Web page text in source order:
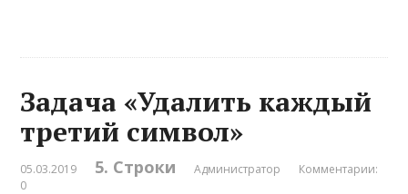
Задача «Удалить каждый
третий символ»
05.03.2019 5. Строки Администратор
Комментарии:
0